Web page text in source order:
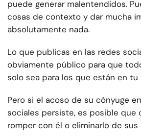
puede generar malentendidos.
cosas de contexto y dar mucha
absolutamente nada.
Lo que publicas en las redes
obviamente público para que
solo sea para los que están en tu
Pero si el acoso de su cónyuge
sociales persiste, es posible que
romper con él o eliminarlo de sus